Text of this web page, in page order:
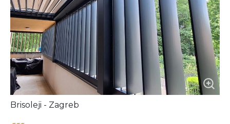
Brisoleji - Zagreb